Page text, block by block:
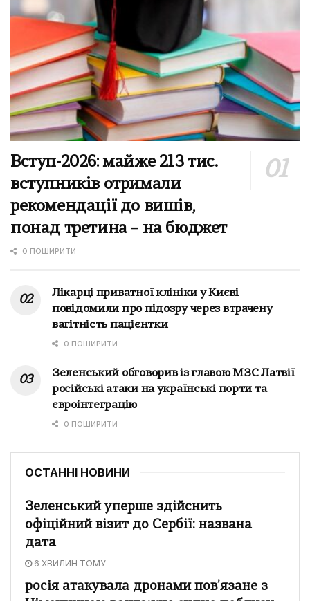
Вступ-2026: майже 213 тис.
вступників отримали
рекомендації до вишів,
понад третина – на бюджет
0 ПОШИРИТИ
Лікарці приватної клініки у Києві
повідомили про підозру через втрачену
вагітність пацієнтки
0 ПОШИРИТИ
Зеленський обговорив із главою МЗС Латвії
російські атаки на українські порти та
євроінтеграцію
0 ПОШИРИТИ
ОСТАННІ НОВИНИ
Зеленський уперше здійснить
офіційний візит до Сербії: названа
дата
6 ХВИЛИН ТОМУ
росія атакувала дронами пов’язане з